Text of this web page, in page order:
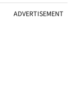
ADVERTISEMENT